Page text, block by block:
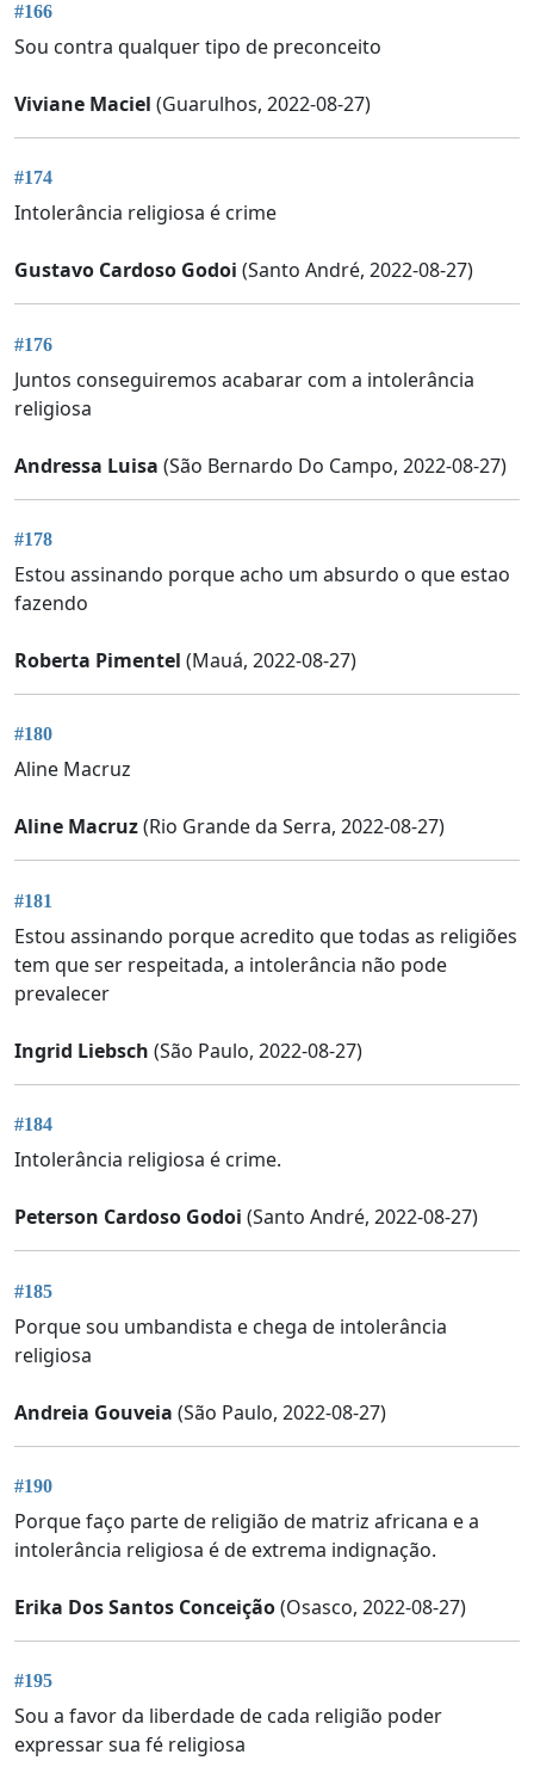
#166
Sou contra qualquer tipo de preconceito
Viviane Maciel (Guarulhos, 2022-08-27)
#174
Intolerância religiosa é crime
Gustavo Cardoso Godoi (Santo André, 2022-08-27)
#176
Juntos conseguiremos acabarar com a intolerância
religiosa
Andressa Luisa (São Bernardo Do Campo, 2022-08-27)
#178
Estou assinando porque acho um absurdo o que estao
fazendo
Roberta Pimentel (Mauá, 2022-08-27)
#180
Aline Macruz
Aline Macruz(Rio Grande da Serra, 2022-08-27)
#181
Estou assinando porque acredito que todas as religiões
tem que ser respeitada, a intolerância não pode
prevalecer
Ingrid Liebsch (São Paulo, 2022-08-27)
#184
Intolerância religiosa é crime.
Peterson Cardoso Godoi (Santo André, 2022-08-27)
#185
Porque sou umbandista e chega de intolerância
religiosa
Andreia Gouveia (São Paulo, 2022-08-27)
#190
Porque faço parte de religião de matriz africana e a
intolerância religiosa é de extrema indignação.
Erika Dos Santos Conceição(Osasco, 2022-08-27)
#195
Sou a favor da liberdade de cada religião poder
expressar sua fé religiosa